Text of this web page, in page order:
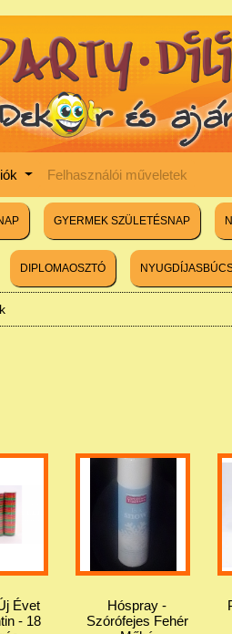
Felhasználói műveletek
GYERMEK SZÜLETÉSNAP
DIPLOMAOSZTÓ
Évet
- 18
Hóspray -
Szórófejes Fehér